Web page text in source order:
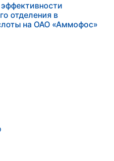
отделения в
на ОАО «Аммофос»